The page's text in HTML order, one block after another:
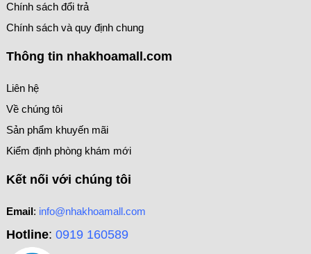
Chính sách đổi trả
Chính sách và quy định chung
Thông tin nhakhoamall.com
Liên hệ
Về chúng tôi
Sản phẩm khuyến mãi
Kiểm định phòng khám mới
Kết nối với chúng tôi
Email: info@nhakhoamall.com
Hotline: 0919 160589